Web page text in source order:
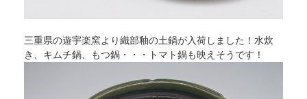
三重県の遊宇楽窯より織部釉の土鍋が入荷しました！水炊
き、キムチ鍋、もつ鍋・・・トマト鍋も映えそうです！